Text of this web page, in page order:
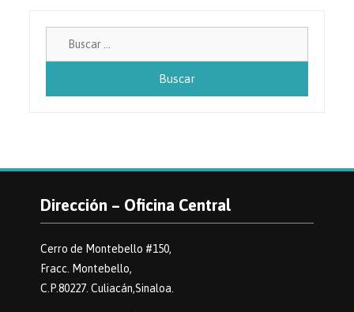
Dirección – Oficina Central
Cerro de Montebello #150,
Fracc. Montebello,
C.P.80227. Culiacán,Sinaloa.